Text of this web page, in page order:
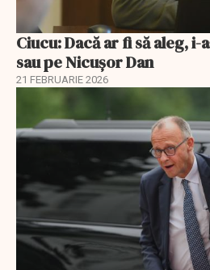
Ciucu: Dacă ar fi să aleg, i-
sau pe Nicușor Dan
21 FEBRUARIE 2026